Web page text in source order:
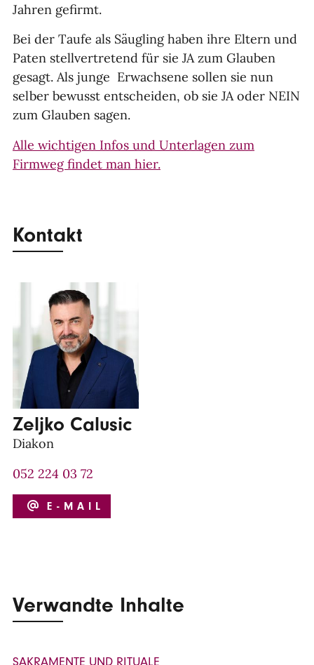
Jahren gefirmt.
Bei der Taufe als Säugling haben ihre Eltern und
Paten stellvertretend für sie JA zum Glauben
gesagt. Als junge Erwachsene sollen sie nun
selber bewusst entscheiden, ob sie JA oder NEIN
zum Glauben sagen.
Alle wichtigen Infos und Unterlagen zum
Firmweg findet man hier.
Kontakt
Zeljko Calusic
Diakon
052 224 03 72
E-MAIL
Verwandte Inhalte
SAKRAMENTE UND RITUALE